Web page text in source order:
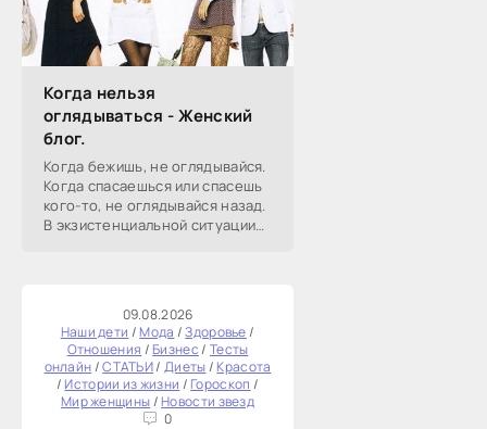
Когда нельзя
оглядываться - Женский
блог.
Когда бежишь, не оглядывайся.
Когда спасаешься или спасешь
кого-то, не оглядывайся назад.
В экзистенциальной ситуации
09.08.2026
Наши дети /Мода /Здоровье/
Отношения /Бизнес/ Тесты
онлайн/СТАТЬИ/ Диеты/Красота
/ Истории из жизни /Гороскоп /
Мир женщины/Новости звезд
0